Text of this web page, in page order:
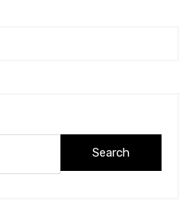
Search